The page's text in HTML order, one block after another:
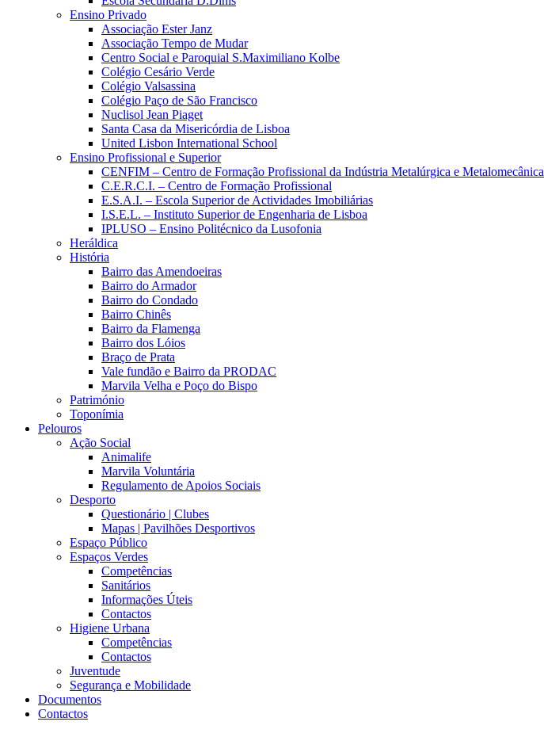
Ensino Privado
Associação Ester Janz
Associação Tempo de Mudar
Centro Social e Paroquial S.Maximiliano Kolbe
Colégio Cesário Verde
Colégio Valsassina
Colégio Paço de São Francisco
Nuclisol Jean Piaget
Santa Casa da Misericórdia de Lisboa
United Lisbon International School
Ensino Profissional e Superior
CENFIM – Centro de Formação Profissional da Indústria Metalúrgica e Metalomecânica
C.E.R.C.I. – Centro de Formação Profissional
E.S.A.I. – Escola Superior de Actividades Imobiliárias
I.S.E.L. – Instituto Superior de Engenharia de Lisboa
IPLUSO – Ensino Politécnico da Lusofonia
Heráldica
História
Bairro das Amendoeiras
Bairro do Armador
Bairro do Condado
Bairro Chinês
Bairro da Flamenga
Bairro dos Lóios
Braço de Prata
Vale fundão e Bairro da PRODAC
Marvila Velha e Poço do Bispo
Património
Toponímia
Pelouros
Ação Social
Animalife
Marvila Voluntária
Regulamento de Apoios Sociais
Desporto
Questionário | Clubes
Mapas | Pavilhões Desportivos
Espaço Público
Espaços Verdes
Competências
Sanitários
Informações Úteis
Contactos
Higiene Urbana
Competências
Contactos
Juventude
Segurança e Mobilidade
Documentos
Contactos